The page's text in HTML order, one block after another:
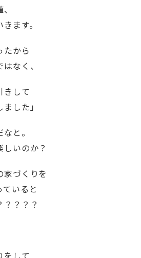
ます。
たから
なく、
きして
した」
と。
いのか？
家づくりを
いると
？？？
をして